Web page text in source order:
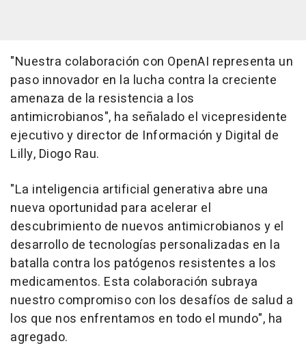
"Nuestra colaboración con OpenAI representa un
paso innovador en la lucha contra la creciente
amenaza de la resistencia a los
antimicrobianos", ha señalado el vicepresidente
ejecutivo y director de Información y Digital de
Lilly, Diogo Rau.
"La inteligencia artificial generativa abre una
nueva oportunidad para acelerar el
descubrimiento de nuevos antimicrobianos y el
desarrollo de tecnologías personalizadas en la
batalla contra los patógenos resistentes a los
medicamentos. Esta colaboración subraya
nuestro compromiso con los desafíos de salud a
los que nos enfrentamos en todo el mundo", ha
agregado.